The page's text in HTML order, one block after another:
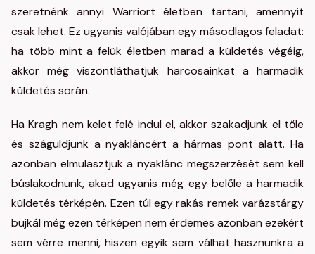
szeretnénk annyi Warriort életben tartani, amennyit
csak lehet. Ez ugyanis valójában egy másodlagos feladat:
ha több mint a felük életben marad a küldetés végéig,
akkor még viszontláthatjuk harcosainkat a harmadik
küldetés során.
Ha Kragh nem kelet felé indul el, akkor szakadjunk el tőle
és száguldjunk a nyakláncért a hármas pont alatt. Ha
azonban elmulasztjuk a nyaklánc megszerzését sem kell
búslakodnunk, akad ugyanis még egy belőle a harmadik
küldetés térképén. Ezen túl egy rakás remek varázstárgy
bujkál még ezen térképen nem érdemes azonban ezekért
sem vérre menni, hiszen egyik sem válhat hasznunkra a